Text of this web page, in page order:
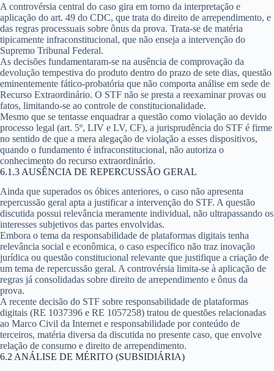
A controvérsia central do caso gira em torno da interpretação e
aplicação do art. 49 do CDC, que trata do direito de arrependimento, e
das regras processuais sobre ônus da prova. Trata-se de matéria
tipicamente infraconstitucional, que não enseja a intervenção do
Supremo Tribunal Federal.
As decisões fundamentaram-se na ausência de comprovação da
devolução tempestiva do produto dentro do prazo de sete dias, questão
eminentemente fático-probatória que não comporta análise em sede de
Recurso Extraordinário. O STF não se presta a reexaminar provas ou
fatos, limitando-se ao controle de constitucionalidade.
Mesmo que se tentasse enquadrar a questão como violação ao devido
processo legal (art. 5º, LIV e LV, CF), a jurisprudência do STF é firme
no sentido de que a mera alegação de violação a esses dispositivos,
quando o fundamento é infraconstitucional, não autoriza o
conhecimento do recurso extraordinário.
6.1.3 AUSÊNCIA DE REPERCUSSÃO GERAL
Ainda que superados os óbices anteriores, o caso não apresenta
repercussão geral apta a justificar a intervenção do STF. A questão
discutida possui relevância meramente individual, não ultrapassando os
interesses subjetivos das partes envolvidas.
Embora o tema da responsabilidade de plataformas digitais tenha
relevância social e econômica, o caso específico não traz inovação
jurídica ou questão constitucional relevante que justifique a criação de
um tema de repercussão geral. A controvérsia limita-se à aplicação de
regras já consolidadas sobre direito de arrependimento e ônus da
prova.
A recente decisão do STF sobre responsabilidade de plataformas
digitais (RE 1037396 e RE 1057258) tratou de questões relacionadas
ao Marco Civil da Internet e responsabilidade por conteúdo de
terceiros, matéria diversa da discutida no presente caso, que envolve
relação de consumo e direito de arrependimento.
6.2 ANÁLISE DE MÉRITO (SUBSIDIÁRIA)